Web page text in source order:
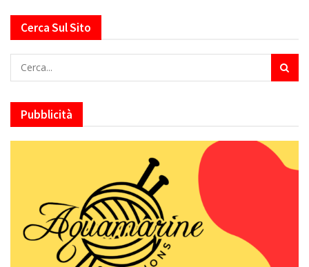
Cerca Sul Sito
Pubblicità